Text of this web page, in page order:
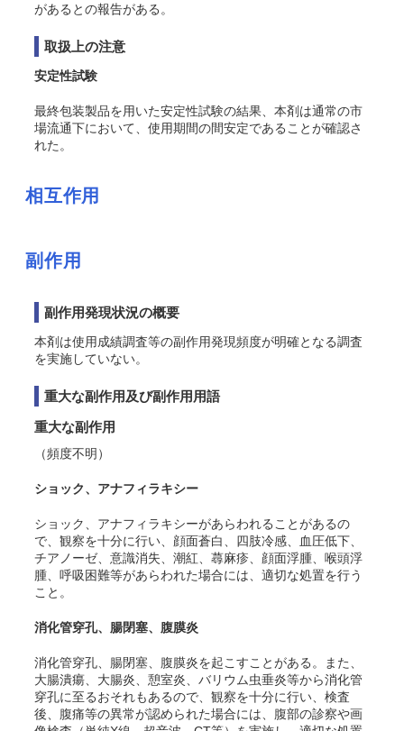
があるとの報告がある。
取扱上の注意
安定性試験
最終包装製品を用いた安定性試験の結果、本剤は通常の市
場流通下において、使用期間の間安定であることが確認さ
れた。
相互作用
副作用
副作用発現状況の概要
本剤は使用成績調査等の副作用発現頻度が明確となる調査
を実施していない。
重大な副作用及び副作用用語
重大な副作用
（頻度不明）
ショック、 アナフィラキシー
ショック、 アナフィラキシーがあらわれることがあるの
で、観察を十分に行い、顔面蒼白、四肢冷感、血圧低下、
チアノーゼ、意識消失、潮紅、蕁麻疹、顔面浮腫、喉頭浮
腫、呼吸困難等があらわれた場合には、適切な処置を行う
こと。
消化管穿孔、腸閉塞、腹膜炎
消化管穿孔、腸閉塞、腹膜炎を起こすことがある 。また、
大腸潰瘍、大腸炎、憩室炎、バリウム虫垂炎等から消化管
穿孔に至るおそれもあるので、観察を十分に行い、検査
後、腹痛等の異常が認められた場合には、腹部の診察や画